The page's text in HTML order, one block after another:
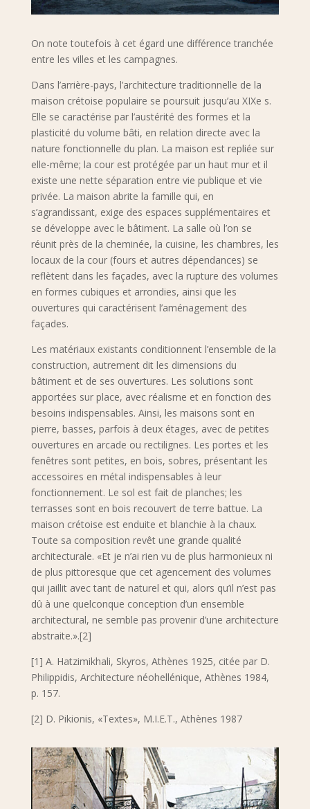
On note toutefois à cet égard une différence tranchée
entre les villes et les campagnes.
Dans l’arrière-pays, l’architecture traditionnelle de la
maison crétoise populaire se poursuit jusqu’au XIXe s.
Elle se caractérise par l’austérité des formes et la
plasticité du volume bâti, en relation directe avec la
nature fonctionnelle du plan. La maison est repliée sur
elle-même; la cour est protégée par un haut mur et il
existe une nette séparation entre vie publique et vie
privée. La maison abrite la famille qui, en
s’agrandissant, exige des espaces supplémentaires et
se développe avec le bâtiment. La salle où l’on se
réunit près de la cheminée, la cuisine, les chambres, les
locaux de la cour (fours et autres dépendances) se
reflètent dans les façades, avec la rupture des volumes
en formes cubiques et arrondies, ainsi que les
ouvertures qui caractérisent l’aménagement des
façades.
Les matériaux existants conditionnent l’ensemble de la
construction, autrement dit les dimensions du
bâtiment et de ses ouvertures. Les solutions sont
apportées sur place, avec réalisme et en fonction des
besoins indispensables. Ainsi, les maisons sont en
pierre, basses, parfois à deux étages, avec de petites
ouvertures en arcade ou rectilignes. Les portes et les
fenêtres sont petites, en bois, sobres, présentant les
accessoires en métal indispensables à leur
fonctionnement. Le sol est fait de planches; les
terrasses sont en bois recouvert de terre battue. La
maison crétoise est enduite et blanchie à la chaux.
Toute sa composition revêt une grande qualité
architecturale. «Et je n’ai rien vu de plus harmonieux ni
de plus pittoresque que cet agencement des volumes
qui jaillit avec tant de naturel et qui, alors qu’il n’est pas
dû à une quelconque conception d’un ensemble
architectural, ne semble pas provenir d’une architecture
abstraite.».[2]
[1] Α. Hatzimikhali, Skyros, Αthènes 1925, citée par D.
Philippidis, Architecture néohellénique, Athènes 1984,
p. 157.
[2] D. Pikionis, «Textes», Μ.Ι.Ε.Τ., Αthènes 1987